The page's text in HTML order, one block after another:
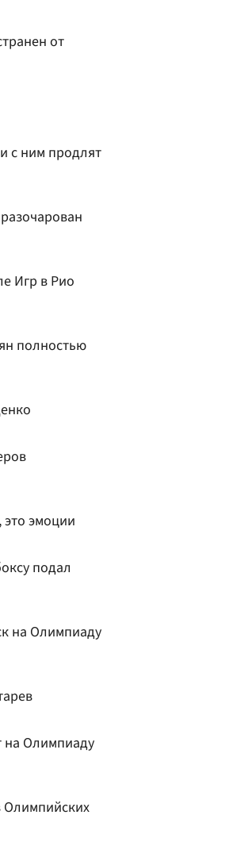
от
с ним продлят
Игр в Рио
полностью
эмоции
подал
на Олимпиаду
на Олимпиаду
Олимпийских